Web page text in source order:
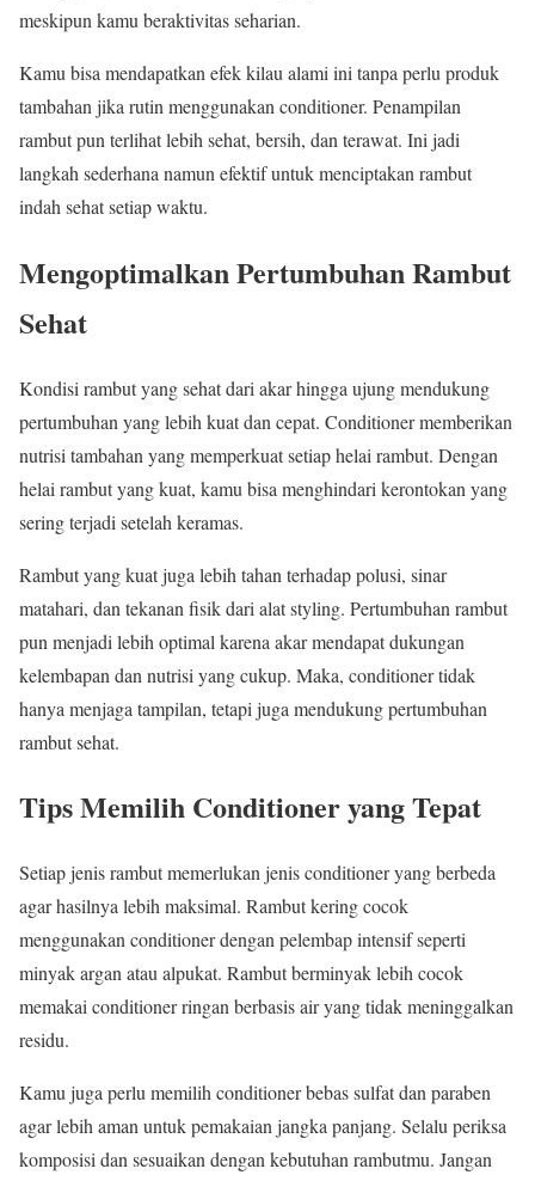
meskipun kamu beraktivitas seharian.
Kamu bisa mendapatkan efek kilau alami ini tanpa perlu produk
tambahan jika rutin menggunakan conditioner. Penampilan
rambut pun terlihat lebih sehat, bersih, dan terawat. Ini jadi
langkah sederhana namun efektif untuk menciptakan rambut
indah sehat setiap waktu.
Mengoptimalkan Pertumbuhan Rambut
Sehat
Kondisi rambut yang sehat dari akar hingga ujung mendukung
pertumbuhan yang lebih kuat dan cepat. Conditioner memberikan
nutrisi tambahan yang memperkuat setiap helai rambut. Dengan
helai rambut yang kuat, kamu bisa menghindari kerontokan yang
sering terjadi setelah keramas.
Rambut yang kuat juga lebih tahan terhadap polusi, sinar
matahari, dan tekanan fisik dari alat styling. Pertumbuhan rambut
pun menjadi lebih optimal karena akar mendapat dukungan
kelembapan dan nutrisi yang cukup. Maka, conditioner tidak
hanya menjaga tampilan, tetapi juga mendukung pertumbuhan
rambut sehat.
Tips Memilih Conditioner yang Tepat
Setiap jenis rambut memerlukan jenis conditioner yang berbeda
agar hasilnya lebih maksimal. Rambut kering cocok
menggunakan conditioner dengan pelembap intensif seperti
minyak argan atau alpukat. Rambut berminyak lebih cocok
memakai conditioner ringan berbasis air yang tidak meninggalkan
residu.
Kamu juga perlu memilih conditioner bebas sulfat dan paraben
agar lebih aman untuk pemakaian jangka panjang. Selalu periksa
komposisi dan sesuaikan dengan kebutuhan rambutmu. Jangan